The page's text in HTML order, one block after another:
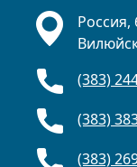
Россия,
(383)
(383)
(383)